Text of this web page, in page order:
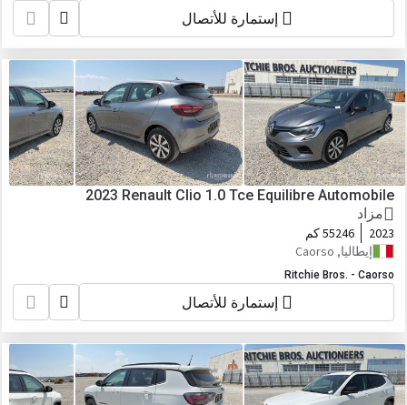
إستمارة للأتصال
2023 Renault Clio 1.0 Tce Equilibre Automobile
مزاد
2023
55246 كم
إيطاليا, Caorso
Ritchie Bros. - Caorso
إستمارة للأتصال